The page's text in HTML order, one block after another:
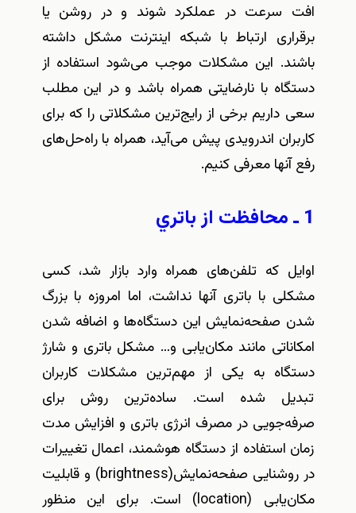
افت سرعت در عملکرد شوند و در روشن یا
برقراری ارتباط با شبکه اینترنت مشکل داشته
باشند. این مشکلات موجب می‌شود استفاده از
دستگاه با نارضایتی همراه باشد و در این مطلب
سعی داریم برخی از رایج‌ترین مشکلاتی را که برای
کاربران اندرویدی پیش می‌آید، همراه با راه‌حل‌های
رفع آنها معرفی کنیم.
1 ـ محافظت از باتري‌
اوایل که تلفن‌های همراه وارد بازار شد، کسی
مشکلی با باتری آنها نداشت، اما امروزه با بزرگ
شدن صفحه‌نمایش این دستگاه‌ها و اضافه شدن
امکاناتی مانند مکان‌یابی و… مشکل باتری و شارژ
دستگاه به یکی از مهم‌ترین مشکلات کاربران
تبدیل شده است. ساده‌ترین روش برای
صرفه‌جویی در مصرف انرژی باتری و افزایش مدت
زمان استفاده از دستگاه هوشمند، اعمال تغییرات
در روشنایی صفحه‌نمایش(brightness) و قابلیت
مکان‌یابی (location) است. برای این منظور